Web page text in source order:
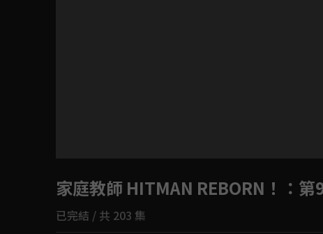
如有不便請見諒
回首頁
家庭教師 HITMAN REBORN！ ：
已完結 / 共 203 集